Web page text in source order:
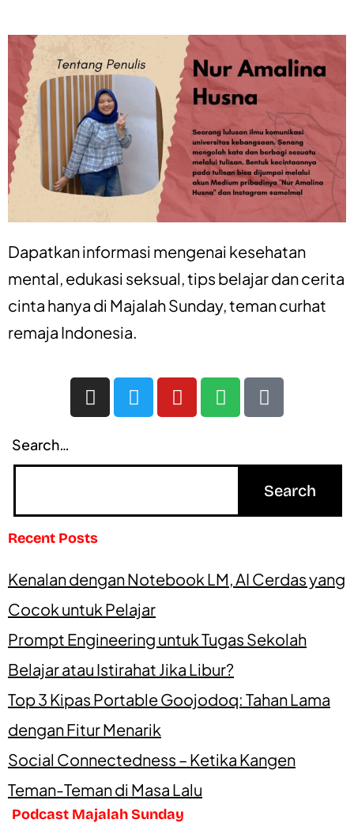
Dapatkan informasi mengenai kesehatan
mental, edukasi seksual,tips belajardancerita
cinta hanya di Majalah Sunday, teman curhat
remaja Indonesia.
Search…
Recent Posts
Kenalan dengan Notebook LM, AI Cerdas yang
Cocok untuk Pelajar
Prompt Engineering untuk Tugas Sekolah
Belajar atau Istirahat Jika Libur?
Top 3 Kipas Portable Goojodoq: Tahan Lama
dengan Fitur Menarik
Social Connectedness – Ketika Kangen
Teman-Teman di Masa Lalu
Podcast Majalah Sunday